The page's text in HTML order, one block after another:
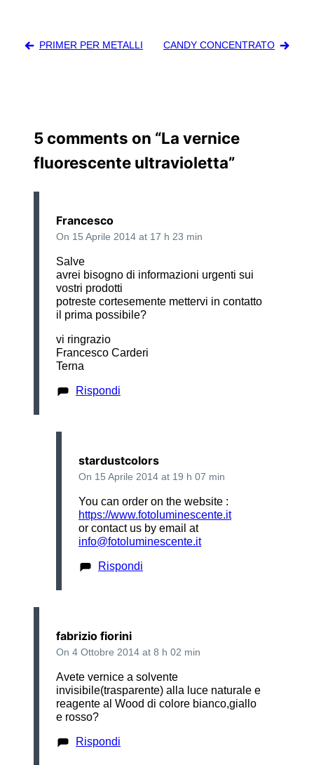
PRIMER PER METALLI CANDY CONCENTRATO
5 comments on “La vernice
fluorescente ultravioletta”
Francesco
On 15 Aprile 2014 at 17 h 23 min
Salve
avrei bisogno di informazioni urgenti sui
vostri prodotti
potreste cortesemente mettervi in contatto
il prima possibile?
vi ringrazio
Francesco Carderi
Terna
Rispondi
stardustcolors
On 15 Aprile 2014 at 19 h 07 min
You can order on the website :
https://www.fotoluminescente.it
or contact us by email at
info@fotoluminescente.it
Rispondi
fabrizio fiorini
On 4 Ottobre 2014 at 8 h 02 min
Avete vernice a solvente
invisibile(trasparente) alla luce naturale e
reagente al Wood di colore bianco,giallo
e rosso?
Rispondi